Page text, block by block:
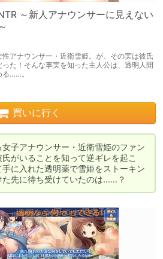
～新人アナウンサーに見えない
アナウンサー・近衛雪姫。が、その実は彼氏
た！そんな事実を知った主人公は、透明人間
る……。
買いに行く
子アナウンサー・近衛雪姫のファン
がいることを知って逆ギレを起こ
に入れた透明薬で雪姫をストーキン
た先に待ち受けていたのは……？